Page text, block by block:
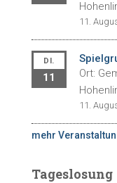
11.
DI.
11
Ort:
11.
mehr
Tageslosung